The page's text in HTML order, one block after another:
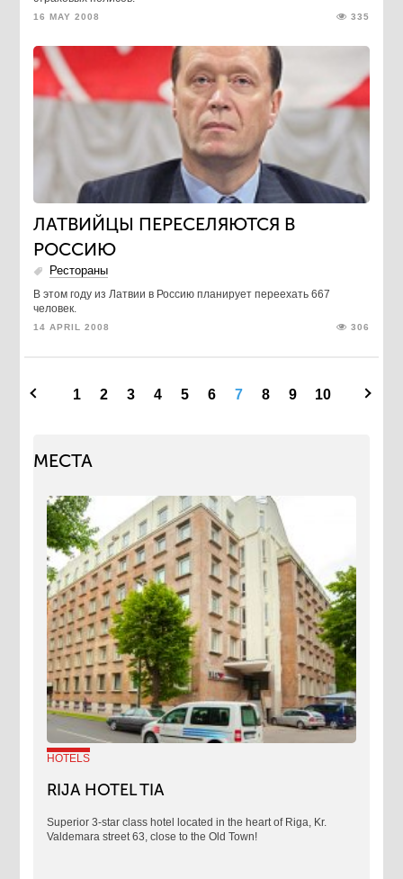
16 MAY 2008 335
ЛАТВИЙЦЫ ПЕРЕСЕЛЯЮТСЯ В
РОССИЮ
Рестораны
В этом году из Латвии в Россию планирует переехать 667
человек.
14 APRIL 2008 306
1 2 3 4 5 6 7 8 9 10
МЕСТА
HOTELS
RIJA HOTEL TIA
Superior 3-star class hotel located in the heart of Riga, Kr.
Valdemara street 63, close to the Old Town!